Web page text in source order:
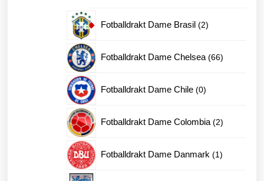
Fotballdrakt Dame Brasil 22
Fotballdrakt Dame Chelsea 6666
Fotballdrakt Dame Chile 00
Fotballdrakt Dame Colombia 22
Fotballdrakt Dame Danmark 11